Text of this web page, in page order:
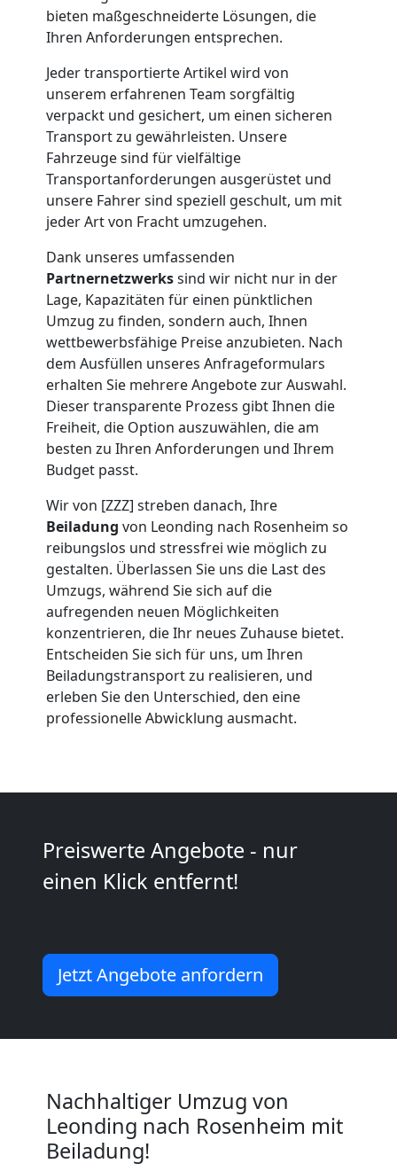
bieten maßgeschneiderte Lösungen, die
Ihren Anforderungen entsprechen.
Jeder transportierte Artikel wird von
unserem erfahrenen Team sorgfältig
verpackt und gesichert, um einen sicheren
Transport zu gewährleisten. Unsere
Fahrzeuge sind für vielfältige
Transportanforderungen ausgerüstet und
unsere Fahrer sind speziell geschult, um mit
jeder Art von Fracht umzugehen.
Dank unseres umfassenden
Partnernetzwerkssind wir nicht nur in der
Lage, Kapazitäten für einen pünktlichen
Umzug zu finden, sondern auch, Ihnen
wettbewerbsfähige Preise anzubieten. Nach
dem Ausfüllen unseres Anfrageformulars
erhalten Sie mehrere Angebote zur Auswahl.
Dieser transparente Prozess gibt Ihnen die
Freiheit, die Option auszuwählen, die am
besten zu Ihren Anforderungen und Ihrem
Budget passt.
Wir von [ZZZ] streben danach, Ihre
Beiladung von Leonding nach Rosenheim so
reibungslos und stressfrei wie möglich zu
gestalten. Überlassen Sie uns die Last des
Umzugs, während Sie sich auf die
aufregenden neuen Möglichkeiten
konzentrieren, die Ihr neues Zuhause bietet.
Entscheiden Sie sich für uns, um Ihren
Beiladungstransport zu realisieren, und
erleben Sie den Unterschied, den eine
professionelle Abwicklung ausmacht.
Preiswerte Angebote - nur
einen Klick entfernt!
Jetzt Angebote anfordern
Nachhaltiger Umzug von
Leonding nach Rosenheim mit
Beiladung!
Möbelmontage
Leonding
Möbeltransport
Leonding
Beiladung
Leonding
Mini
Umzug
Leonding
Umzug
Mann
LKW
Leonding
Leonding